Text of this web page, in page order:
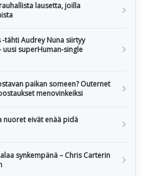
lausetta, joilla
tähti Audrey Nuna siirtyy
uusi superHuman-single
paikan someen? Outernet
menovinkeiksi
nuoret eivät enää pidä
synkempänä – Chris Carterin